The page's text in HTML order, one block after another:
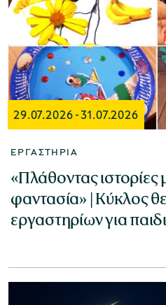
29.07.2026-31.07.2026
ΕΡΓΑΣΤΉΡΙΑ
«Πλάθοντας ιστορίες
φαντασία» | Κύκλος
εργαστηρίων για